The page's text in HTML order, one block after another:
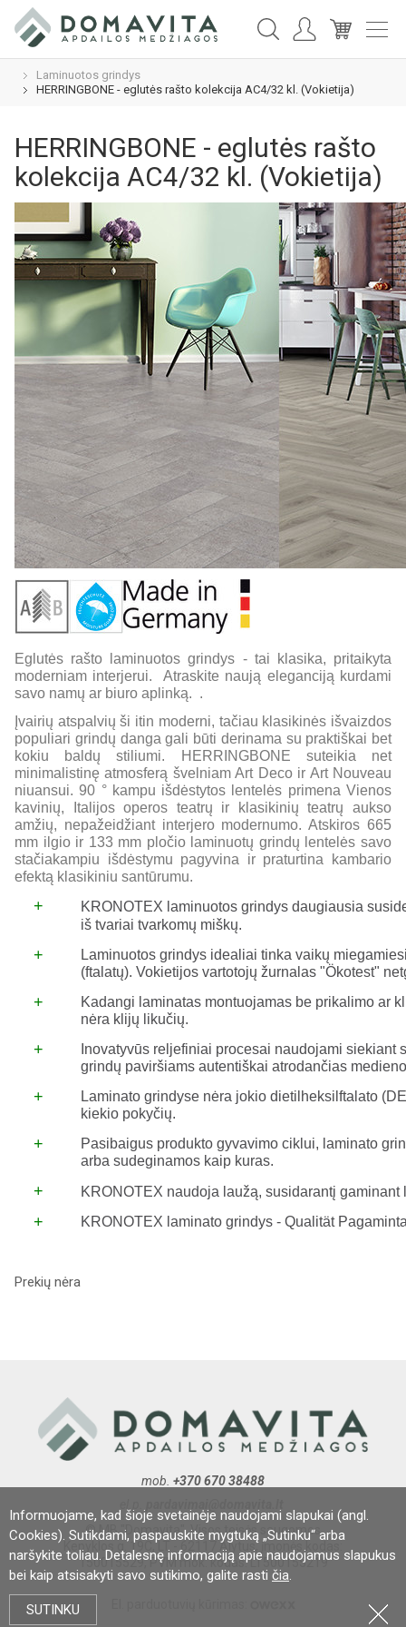
Informuojame, kad šioje svetainėje naudojami slapukai (angl.
Cookies). Sutikdami, paspauskite mygtuką „Sutinku“ arba
naršykite toliau. Detalesnę informaciją apie naudojamus slapukus
bei kaip atsisakyti savo sutikimo, galite rasti čia.
SUTINKU
Laminuotos grindys
HERRINGBONE - eglutės rašto kolekcija AC4/32 kl. (Vokietija)
HERRINGBONE - eglutės rašto
kolekcija AC4/32 kl. (Vokietija)
Eglutės rašto laminuotos grindys - tai klasika, pritaikyta
moderniam interjerui. Atraskite naują eleganciją kurdami
savo namų ar biuro aplinką. .
Įvairių atspalvių ši itin moderni, tačiau klasikinės išvaizdos
populiari grindų danga gali būti derinama su praktiškai bet
kokiu baldų stiliumi. HERRINGBONE suteikia net
minimalistinę atmosferą švelniam Art Deco ir Art Nouveau
niuansui. 90 ° kampu išdėstytos lentelės primena Vienos
kavinių, Italijos operos teatrų ir klasikinių teatrų aukso
amžių, nepažeidžiant interjero modernumo. Atskiros 665
mm ilgio ir 133 mm pločio laminuotų grindų lentelės savo
stačiakampiu išdėstymu pagyvina ir praturtina kambario
efektą klasikiniu santūrumu.
+
KRONOTEX laminuotos grindys daugiausia
iš tvariai tvarkomų miškų.
+
Laminuotos grindys idealiai tinka vaikų
(ftalatų). Vokietijos vartotojų žurnalas "Ökotest"
+
Kadangi laminatas montuojamas be prikalimo ar
nėra klijų likučių.
+
Inovatyvūs reljefiniai procesai naudojami
grindų paviršiams autentiškai atrodančias
+
Laminato grindyse nėra jokio dietilheksilftalato
kiekio pokyčių.
+
Pasibaigus produkto gyvavimo ciklui, laminato
arba sudeginamos kaip kuras.
+ KRONOTEX naudoja laužą, susidarantį gaminant
+ KRONOTEX laminato grindys - Qualität
Prekių nėra
mob. +370 670 38488
© MB "Domavita". Visos teisės saugomos
Kepyklos g. 19C, LT - 62117 Alytus, įmonės kodas:
150015529, PVM mok. kodas: LT500155219